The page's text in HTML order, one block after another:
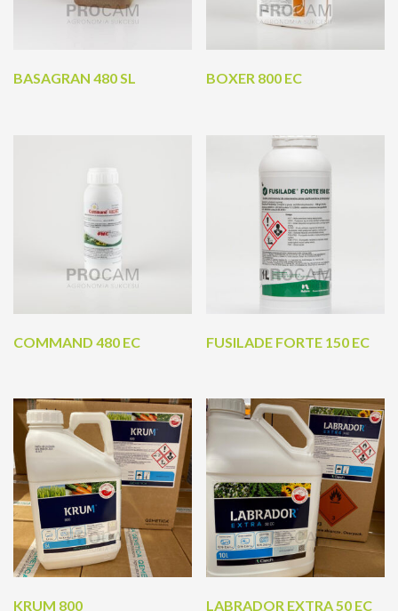
BASAGRAN 480 SL BOXER 800 EC
COMMAND 480 EC FUSILADE FORTE 150 EC
KRUM 800 LABRADOR EXTRA 50 EC